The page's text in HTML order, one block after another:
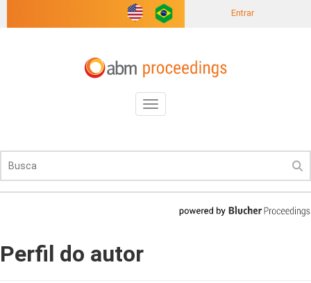
Entrar
Toggle
navigation
Perfil do autor